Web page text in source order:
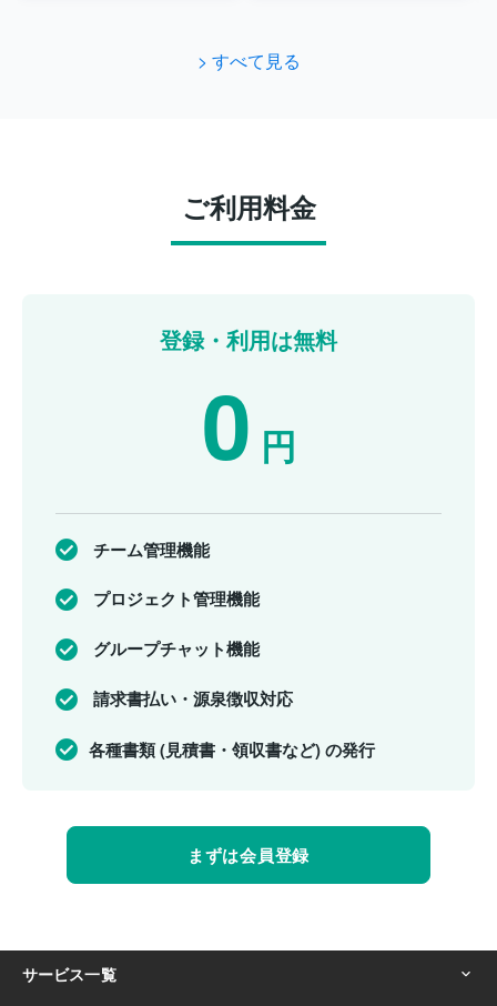
> すべて見る
ご利用料金
登録・利用は無料
0 円
チーム管理機能
プロジェクト管理機能
グループチャット機能
請求書払い・源泉徴収対応
各種書類 (見積書・領収書など) の発行
まずは会員登録